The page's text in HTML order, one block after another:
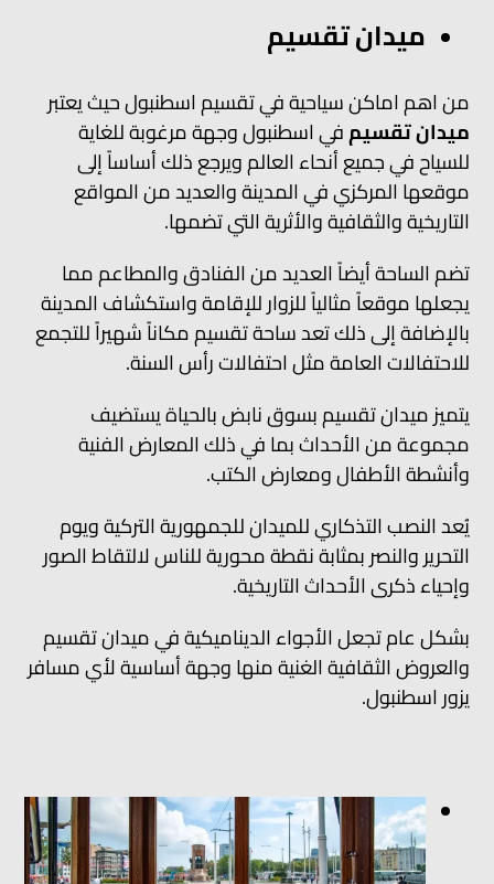
ميدان تقسيم
من اهم اماكن سياحية في تقسيم اسطنبول حيث يعتبر
ميدان تقسيمفي اسطنبول وجهة مرغوبة للغاية
للسياح في جميع أنحاء العالم ويرجع ذلك أساساً إلى
موقعها المركزي في المدينة والعديد من المواقع
التاريخية والثقافية والأثرية التي تضمها.
تضم الساحة أيضاً العديد من الفنادق والمطاعم مما
يجعلها موقعاً مثالياً للزوار للإقامة واستكشاف المدينة
بالإضافة إلى ذلك تعد ساحة تقسيم مكاناً شهيراً للتجمع
للاحتفالات العامة مثل احتفالات رأس السنة.
يتميز ميدان تقسيم بسوق نابض بالحياة يستضيف
مجموعة من الأحداث بما في ذلك المعارض الفنية
وأنشطة الأطفال ومعارض الكتب.
يُعد النصب التذكاري للميدان للجمهورية التركية ويوم
التحرير والنصر بمثابة نقطة محورية للناس لالتقاط الصور
وإحياء ذكرى الأحداث التاريخية.
بشكل عام تجعل الأجواء الديناميكية في ميدان تقسيم
والعروض الثقافية الغنية منها وجهة أساسية لأي مسافر
يزور اسطنبول.